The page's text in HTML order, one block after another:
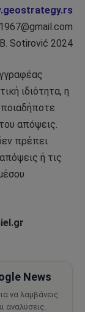
Sotirović 2024
ιδιότητα, η
απόψεις.
πρέπει
ή τις
News
να λαμβάνεις
αναλύσεις.